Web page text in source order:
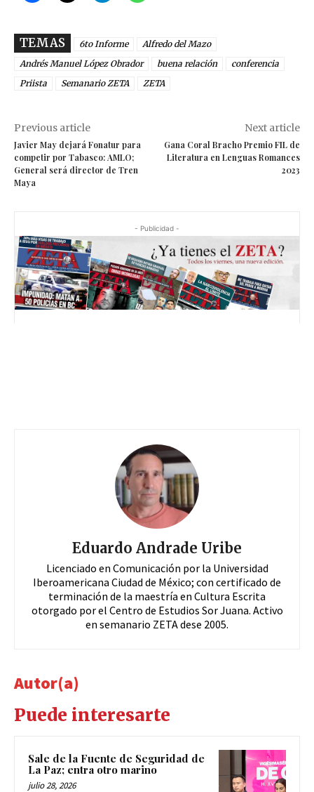
TEMAS 6to Informe
Alfredo del Mazo
Andrés Manuel López Obrador
buena relación
conferencia
Priista
Semanario ZETA ZETA
Previous article
Javier May dejará Fonatur para
competir por Tabasco: AMLO;
General será director de Tren
Maya
Next article
Gana Coral Bracho Premio FIL de
Literatura en Lenguas Romances
2023
- Publicidad -
Eduardo Andrade Uribe
Licenciado en Comunicación por la Universidad
Iberoamericana Ciudad de México; con certificado de
terminación de la maestría en Cultura Escrita
otorgado por el Centro de Estudios Sor Juana. Activo
en semanario ZETA dese 2005.
Autor(a)
Puede interesarte
Sale de la Fuente de Seguridad de
La Paz; entra otro marino
julio 28, 2026